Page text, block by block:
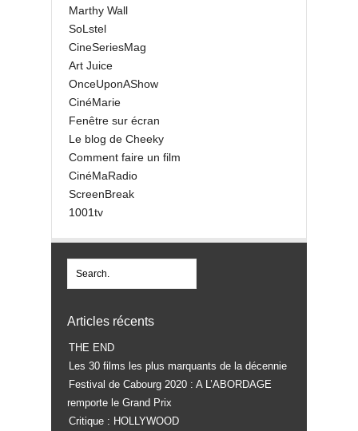
Marthy Wall
SoLstel
CineSeriesMag
Art Juice
OnceUponAShow
CinéMarie
Fenêtre sur écran
Le blog de Cheeky
Comment faire un film
CinéMaRadio
ScreenBreak
1001tv
Articles récents
THE END
Les 30 films les plus marquants de la décennie
Festival de Cabourg 2020 : A L’ABORDAGE
remporte le Grand Prix
Critique : HOLLYWOOD